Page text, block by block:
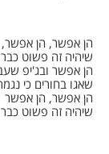
הן אפשר, הן אפשר,
שיהיה זה פשוט
הן אפשר ובג'יפ
שאגו בחורים כי
הן אפשר, הן אפשר
שיהיה זה פשוט